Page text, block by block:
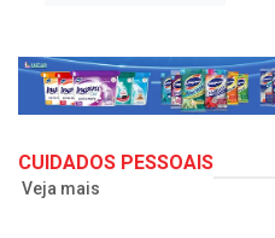
CUIDADOS PESSOAIS
Veja mais